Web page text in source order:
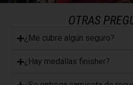
OTRAS
​¿Me cubre algún seguro?
​¿Hay medallas finisher?